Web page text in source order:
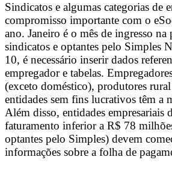
Sindicatos e algumas categorias de
compromisso importante com o
ano. Janeiro é o mês de ingresso na
sindicatos e optantes pelo Simples
10, é necessário inserir dados
empregador e tabelas.
(exceto doméstico), produtores rural
entidades sem fins lucrativos têm a
Além disso, entidades empresariais
faturamento inferior a R$ 78
optantes pelo Simples) devem
informações sobre a folha de